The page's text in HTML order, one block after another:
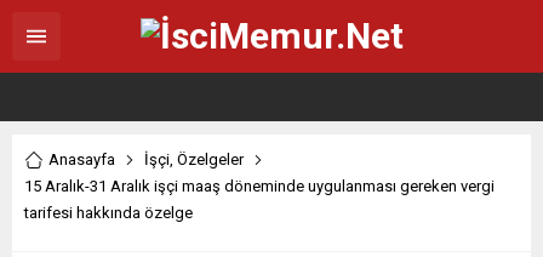
Anasayfa İşçi, Özelgeler
15 Aralık-31 Aralık işçi maaş döneminde uygulanması gereken vergi
tarifesi hakkında özelge